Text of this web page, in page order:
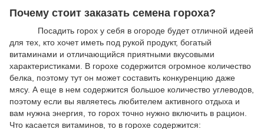
Почему стоит заказать семена гороха?
Посадить горох у себя в огороде будет отличной идеей
для тех, кто хочет иметь под рукой продукт, богатый
витаминами и отличающийся приятными вкусовыми
характеристиками. В горохе содержится огромное количество
белка, поэтому тут он может составить конкуренцию даже
мясу. А еще в нем содержится большое количество углеводов,
поэтому если вы являетесь любителем активного отдыха и
вам нужна энергия, то горох точно нужно включить в рацион.
Что касается витаминов, то в горохе содержится: